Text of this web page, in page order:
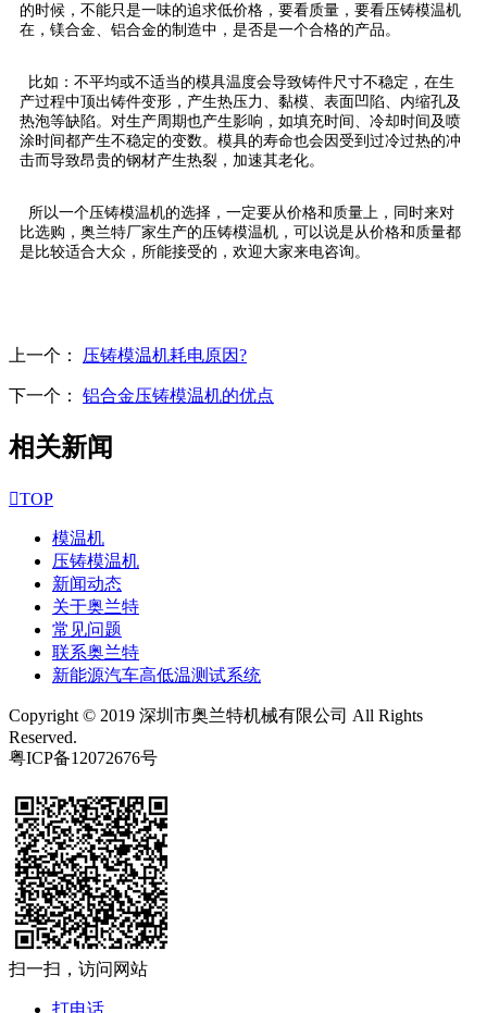
的时候，不能只是一味的追求低价格，要看质量，要看压铸模温机
在，镁合金、铝合金的制造中，是否是一个合格的产品。
比如：不平均或不适当的模具温度会导致铸件尺寸不稳定，在生
产过程中顶出铸件变形，产生热压力、黏模、表面凹陷、内缩孔及
热泡等缺陷。对生产周期也产生影响，如填充时间、冷却时间及喷
涂时间都产生不稳定的变数。模具的寿命也会因受到过冷过热的冲
击而导致昂贵的钢材产生热裂，加速其老化。
所以一个压铸模温机的选择，一定要从价格和质量上，同时来对
比选购，奥兰特厂家生产的压铸模温机，可以说是从价格和质量都
是比较适合大众，所能接受的，欢迎大家来电咨询。
上一个： 压铸模温机耗电原因?
下一个： 铝合金压铸模温机的优点
相关新闻
TOP
模温机
压铸模温机
新闻动态
关于奥兰特
常见问题
联系奥兰特
新能源汽车高低温测试系统
Copyright © 2019 深圳市奥兰特机械有限公司 All Rights
Reserved.
粤ICP备12072676号
扫一扫，访问网站
打电话